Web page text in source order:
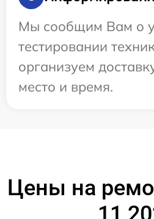
Мы сообщим Вам о
тестировании
организуем
место и время.
Цены на